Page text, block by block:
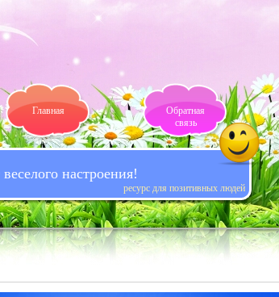
настроения!
ресурс для позитивных людей
Главная
Обратная
связь